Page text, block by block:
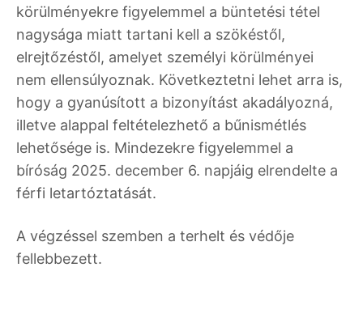
körülményekre figyelemmel a büntetési tétel
nagysága miatt tartani kell a szökéstől,
elrejtőzéstől, amelyet személyi körülményei
nem ellensúlyoznak. Következtetni lehet arra is,
hogy a gyanúsított a bizonyítást akadályozná,
illetve alappal feltételezhető a bűnismétlés
lehetősége is. Mindezekre figyelemmel a
bíróság 2025. december 6. napjáig elrendelte a
férfi letartóztatását.
A végzéssel szemben a terhelt és védője
fellebbezett.